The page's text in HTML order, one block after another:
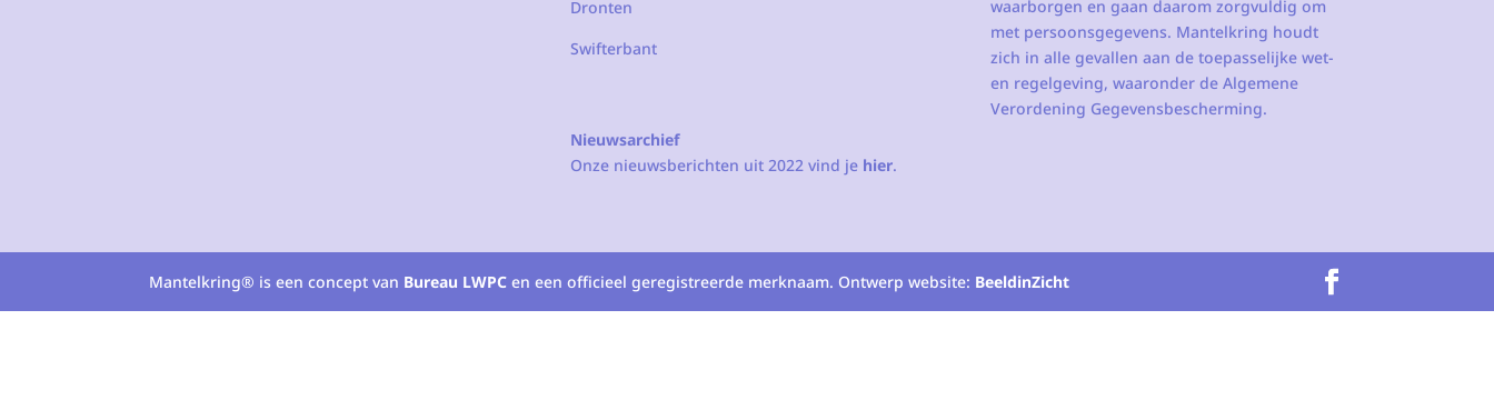
Dronten
Swifterbant
Nieuwsarchief
Onze nieuwsberichten uit 2022 vind je hier.
waarborgen en gaan daarom zorgvuldig om
met persoonsgegevens. Mantelkring houdt
zich in alle gevallen aan de toepasselijke wet-
en regelgeving, waaronder de Algemene
Verordening Gegevensbescherming.
Mantelkring® is een concept van Bureau LWPC en een officieel geregistreerde merknaam. Ontwerp website: BeeldinZicht